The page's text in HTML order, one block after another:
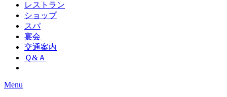
レストラン
ショップ
スパ
宴会
交通案内
Ｑ&Ａ
Menu